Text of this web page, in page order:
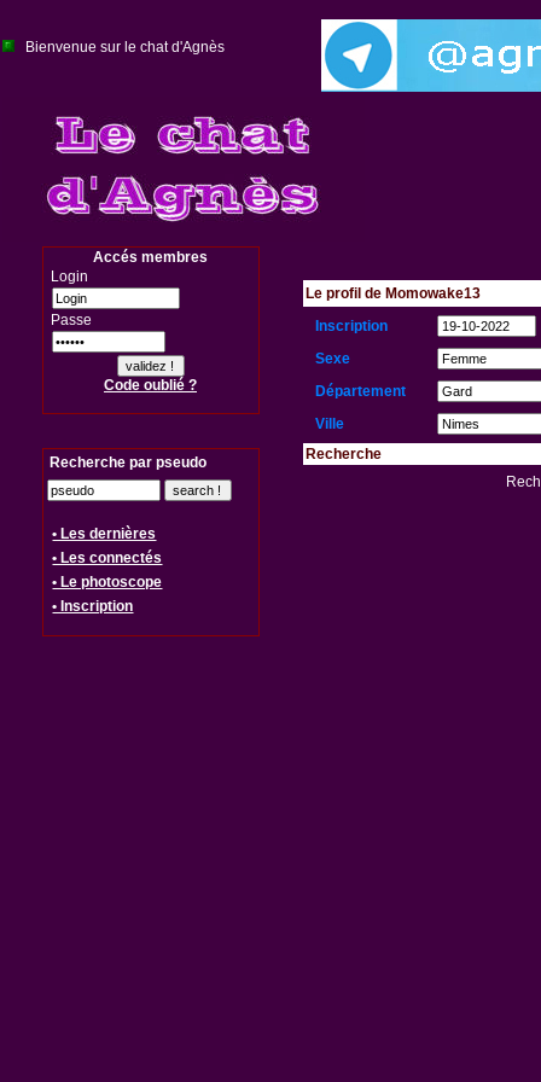
Bienvenue sur le chat d'Agnès
Accés membres
Login
Passe
Code oublié ?
Recherche par pseudo
• Les dernières
• Les connectés
• Le photoscope
• Inscription
Le profil de Momowake13
Inscription
Sexe
Département
Ville
Recherche